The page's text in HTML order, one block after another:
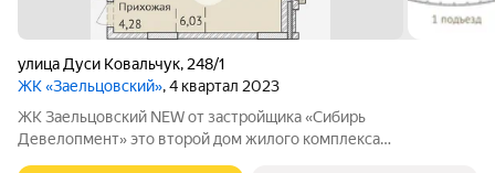
улица Дуси Ковальчук, 248/1
ЖК «Заельцовский», 4 квартал 2023
ЖК Заельцовский NEW от застройщика «Сибирь
Девелопмент» это второй дом жилого комплекса